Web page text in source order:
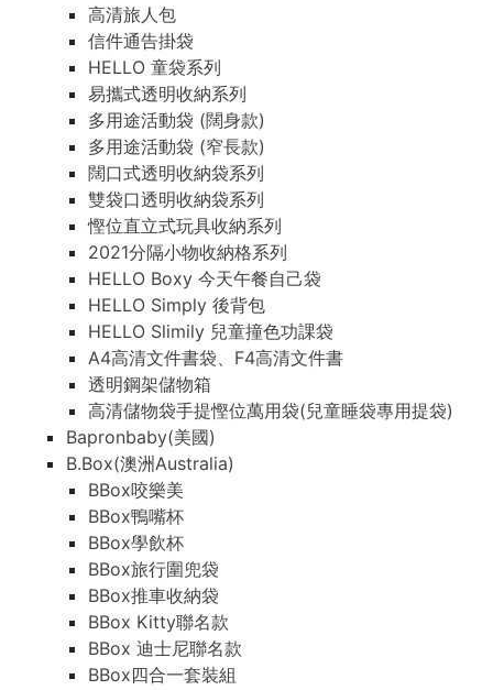
高清旅人包
信件通告掛袋
HELLO 童袋系列
易攜式透明收納系列
多用途活動袋 (闊身款)
多用途活動袋 (窄長款)
闊口式透明收納袋系列
雙袋口透明收納袋系列
慳位直立式玩具收納系列
2021分隔小物收納格系列
HELLO Boxy 今天午餐自己袋
HELLO Simply 後背包
HELLO Slimily 兒童撞色功課袋
A4高清文件書袋、F4高清文件書
透明鋼架儲物箱
高清儲物袋手提慳位萬用袋(兒童睡袋專用提袋)
Bapronbaby(美國)
B.Box(澳洲Australia)
BBox咬樂美
BBox鴨嘴杯
BBox學飲杯
BBox旅行圍兜袋
BBox推車收納袋
BBox Kitty聯名款
BBox 迪士尼聯名款
BBox四合一套裝組